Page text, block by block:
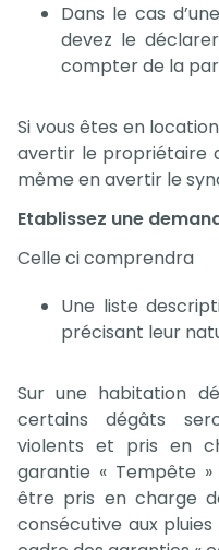
Dans le cas
devez le
compter de la
Si vous êtes en
avertir le propriétaire
même en avertir le
Etablissez une
Celle ci comprendra
Une liste
précisant leur
Sur une habitation
certains dégâts
violents et pris en
garantie « Tempête
être pris en charge
consécutive aux